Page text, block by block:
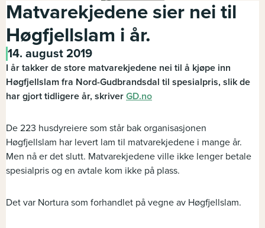
Matvarekjedene sier nei til
Høgfjellslam i år.
14. august 2019
I år takker de store matvarekjedene nei til å kjøpe inn
Høgfjellslam fra Nord-Gudbrandsdal til spesialpris, slik de
har gjort tidligere år, skriver GD.no
De 223 husdyreiere som står bak organisasjonen
Høgfjellslam har levert lam til matvarekjedene i mange år.
Men nå er det slutt. Matvarekjedene ville ikke lenger betale
spesialpris og en avtale kom ikke på plass.
Det var Nortura som forhandlet på vegne av Høgfjellslam.